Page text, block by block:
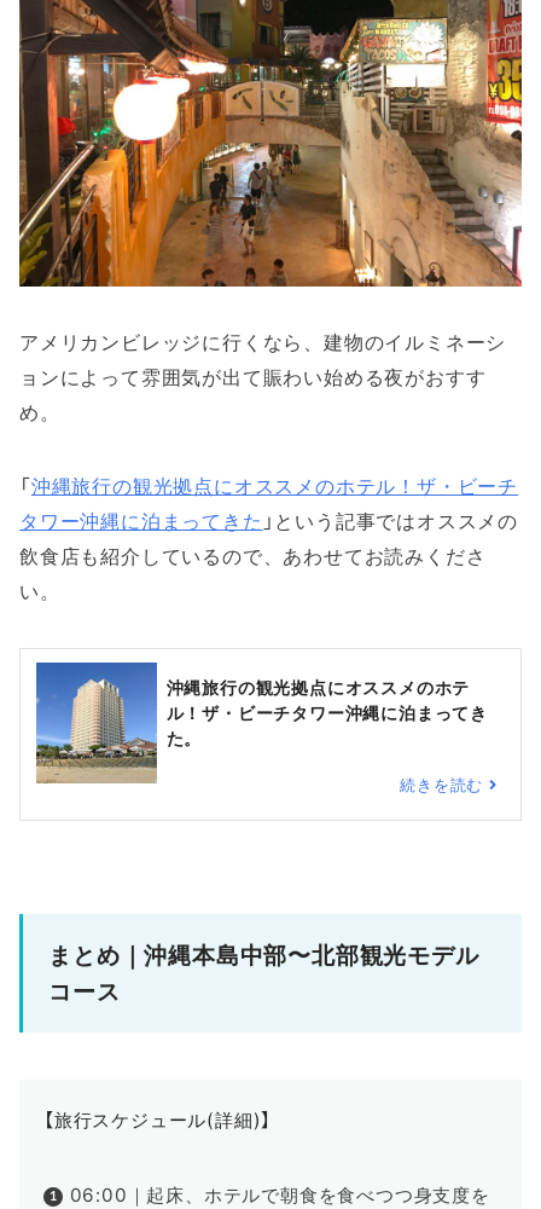
アメリカンビレッジに行くなら、建物のイルミネーシ
ョンによって雰囲気が出て賑わい始める夜がおすす
め。
「沖縄旅行の観光拠点にオススメのホテル！ザ・ビーチ
タワー沖縄に泊まってきた 」という記事ではオススメの
飲食店も紹介しているので、あわせてお読みくださ
い。
沖縄旅行の観光拠点にオススメのホテ
ル！ザ・ビーチタワー沖縄に泊まってき
た。
続きを読む
まとめ｜沖縄本島中部〜北部観光モデル
コース
【旅行スケジュール(詳細)】
06:00｜起床、ホテルで朝食を食べつつ身支度を